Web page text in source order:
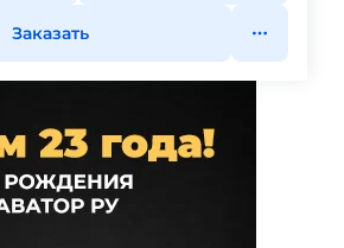
Заказать